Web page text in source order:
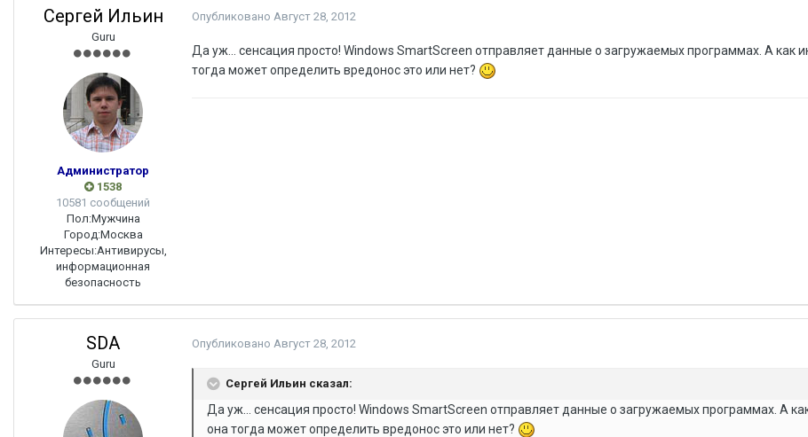
Сергей Ильин
Guru
Администратор
1538
10581 сообщений
Пол:Мужчина
Город:Москва
Интересы:Антивирусы,
информационная
безопасность
Опубликовано Август 28, 2012
Да уж... сенсация просто! Windows SmartScreen отправляет данные о загружаемых программах. А как
тогда может определить вредонос это или нет?
SDA
Guru
Опубликовано Август 28, 2012
Сергей Ильин сказал:
Да уж... сенсация просто! Windows SmartScreen отправляет данные о загружаемых программах. А
она тогда может определить вредонос это или нет?